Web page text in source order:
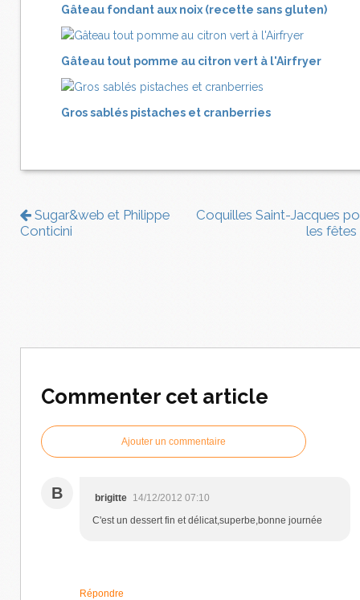
Gâteau fondant aux noix (recette sans gluten)
Gâteau tout pomme au citron vert à l'Airfryer
Gros sablés pistaches et cranberries
Sugar&web et Philippe
Conticini
Coquilles Saint-Jacques
les fêtes
Commenter cet article
Ajouter un commentaire
B brigitte 14/12/2012 07:10
C'est un dessert fin et délicat,superbe,bonne journée
Répondre